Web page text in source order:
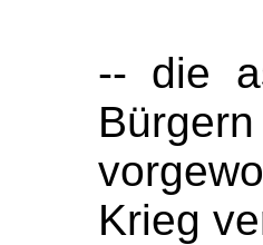
-- die
Krieg